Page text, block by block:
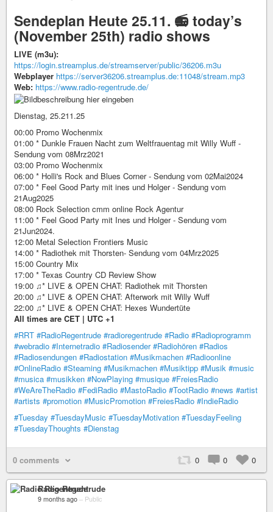
Sendeplan Heute 25.11. 📻 today’s
(November 25th) radio shows
LIVE (m3u):
https://login.streamplus.de/streamserver/public/36206.m3u
Webplayer https://server36206.streamplus.de:11048/stream.mp3
Web: https://www.radio-regentrude.de/
Dienstag, 25.211.25
00:00 Promo Wochenmix
01:00 * Dunkle Frauen Nacht zum Weltfrauentag mit Willy Wuff -
Sendung vom 08Mrz2021
03:00 Promo Wochenmix
06:00 * Holli's Rock and Blues Corner - Sendung vom 02Mai2024
07:00 * Feel Good Party mit ines und Holger - Sendung vom
21Aug2025
08:00 Rock Selection cmm online Rock Agentur
11:00 * Feel Good Party mit Ines und Holger - Sendung vom
21Jun2024.
12:00 Metal Selection Frontiers Music
14:00 * Radiothek mit Thorsten- Sendung vom 04Mrz2025
15:00 Country Mix
17:00 * Texas Country CD Review Show
19:00 ♫* LIVE & OPEN CHAT: Radiothek mit Thorsten
20:00 ♫* LIVE & OPEN CHAT: Afterwork mit Willy Wuff
22:00 ♫* LIVE & OPEN CHAT: Hexes Wundertüte
All times are CET | UTC +1
#RRT #RadioRegentrude #radioregentrude #Radio #Radioprogramm
#webradio #Internetradio #Radiosender #Radiohören #Radios
#Radiosendungen #Radiostation #Musikmachen #Radioonline
#OnlineRadio #Steaming #Musikmachen #Musiktipp #Musik #music
#musica #musikken #NowPlaying #musique #FreiesRadio
#WeAreTheRadio #FediRadio #MastoRadio #TootRadio #news #artist
#artists #promotion #MusicPromotion #FreiesRadio #IndieRadio
#Tuesday #TuesdayMusic #TuesdayMotivation #TuesdayFeeling
#TuesdayThoughts #Dienstag
0 comments 0 0 0
Radio Regentrude
9 months ago – Public